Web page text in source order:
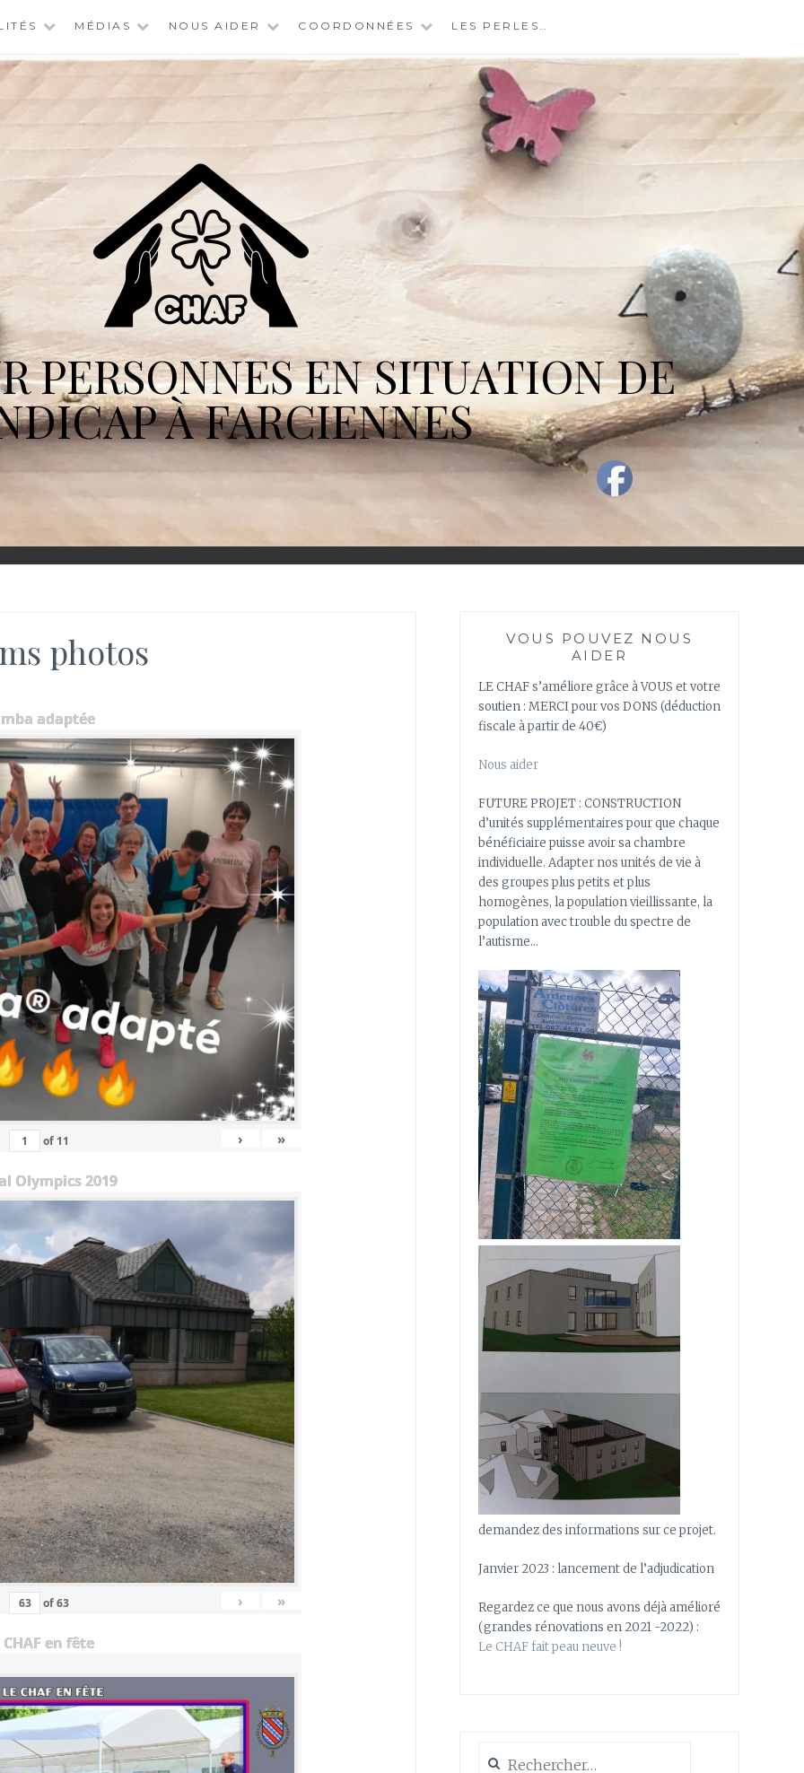
MÉDIAS NOUS AIDER COORDONNÉES LES PERLES…
PERSONNES EN SITUATION DE
À FARCIENNES
photos
adaptée
of 11 › »
Olympics 2019
of63 › »
CHAF en fête
VOUS POUVEZ NOUS
AIDER
LE CHAF s’améliore grâce à VOUS et votre
soutien : MERCI pour vos DONS (déduction
fiscale à partir de 40€)
Nous aider
FUTURE PROJET : CONSTRUCTION
d’unités supplémentaires pour que chaque
bénéficiaire puisse avoir sa chambre
individuelle. Adapter nos unités de vie à
des groupes plus petits et plus
homogènes, la population vieillissante, la
population avec trouble du spectre de
l’autisme…
demandez des informations sur ce projet.
Janvier 2023 : lancement de l’adjudication
Regardez ce que nous avons déjà amélioré
(grandes rénovations en 2021 -2022) :
Le CHAF fait peau neuve !